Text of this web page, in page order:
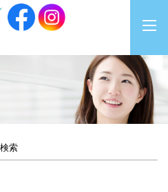
索